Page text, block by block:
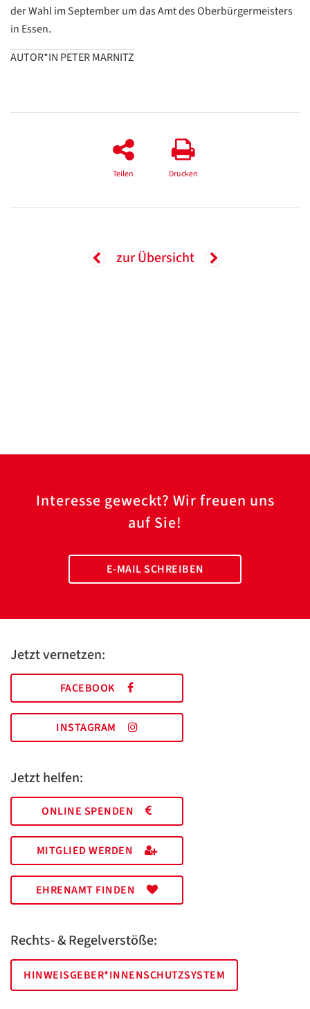
der Wahl im September um das Amt des Oberbürgermeisters
in Essen.
AUTOR*IN PETER MARNITZ
Teilen Drucken
zur Übersicht
Interesse geweckt? Wir freuen uns
auf Sie!
E-MAIL SCHREIBEN
Jetzt vernetzen:
FACEBOOK
INSTAGRAM
Jetzt helfen:
ONLINE SPENDEN
MITGLIED WERDEN
EHRENAMT FINDEN
Rechts- & Regelverstöße:
HINWEISGEBER*INNENSCHUTZSYSTEM